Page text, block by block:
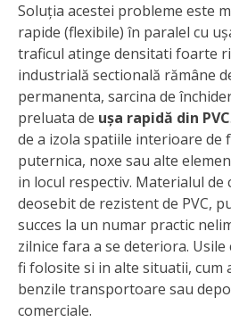
Soluția acestei probleme este
rapide (flexibile) în paralel cu
traficul atinge densitati foarte
industrială sectională rămâne
permanenta, sarcina de
preluata de ușa rapidă din PVC
de a izola spatiile interioare de
puternica, noxe sau alte
in locul respectiv. Materialul
deosebit de rezistent de PVC,
succes la un numar practic
zilnice fara a se deteriora.
fi folosite si in alte situatii, cum
benzile transportoare sau
comerciale.